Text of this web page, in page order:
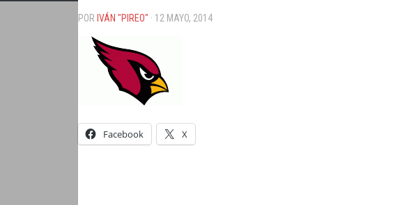
POR IVÁN "PIREO" · 12 MAYO, 2014
Facebook X